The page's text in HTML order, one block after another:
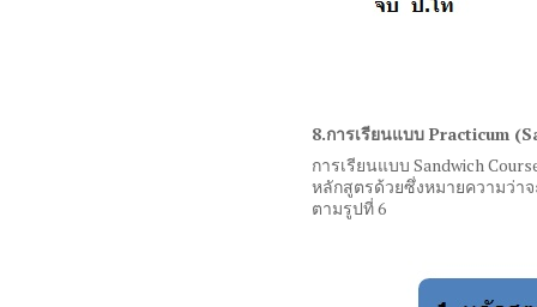
8.การเรียนแบบ Practicum
การเรียนแบบ Sandwich
หลักสูตรด้วยซึ่งหมายความว่า
ตามรูปที่6